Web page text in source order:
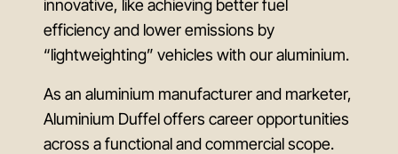
innovative, like achieving better fuel
efficiency and lower emissions by
“lightweighting” vehicles with our aluminium.
As an aluminium manufacturer and marketer,
Aluminium Duffel offers career opportunities
across a functional and commercial scope.